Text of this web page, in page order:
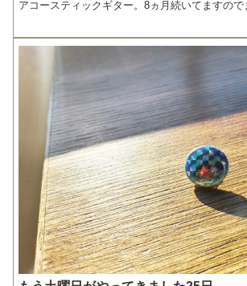
アコースティックギター。8ヵ月続いてますので